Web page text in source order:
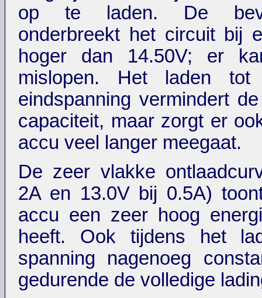
op te laden. De
onderbreekt het circuit bij
hoger dan 14.50V; er
mislopen. Het laden tot
eindspanning vermindert
capaciteit, maar zorgt er
accu veel langer meegaat.
De zeer vlakke
2A en 13.0V bij 0.5A)
accu een zeer hoog
heeft. Ook tijdens het
spanning nagenoeg
gedurende de volledige